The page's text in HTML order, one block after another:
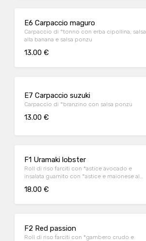
E6 Carpaccio maguro
Carpaccio di °tonno con erba cipollina, salsa
alla banana e salsa ponzu
13.00 €
E7 Carpaccio suzuki
Carpaccio di °branzino con salsa ponzu
13.00 €
F1 Uramaki lobster
Roll di riso farciti con *astice avocado e
insalata guarnito con °astice e maionese al
18.00 €
F2 Red passion
Roll di riso farciti con *gambero crudo e